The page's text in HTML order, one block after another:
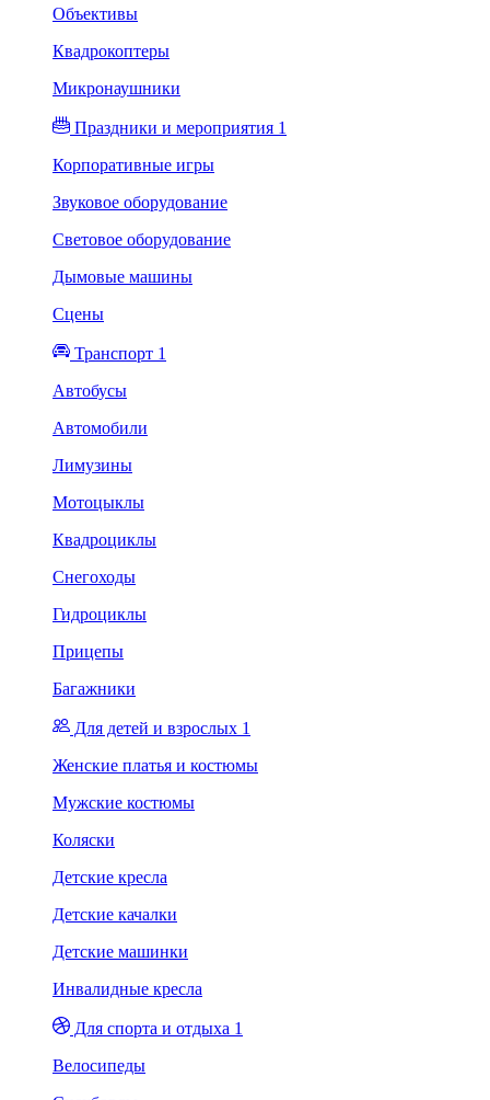
Объективы
Квадрокоптеры
Микронаушники
Праздники и мероприятия 1
Корпоративные игры
Звуковое оборудование
Световое оборудование
Дымовые машины
Сцены
Транспорт 1
Автобусы
Автомобили
Лимузины
Мотоцыклы
Квадроциклы
Снегоходы
Гидроциклы
Прицепы
Багажники
Для детей и взрослых 1
Женские платья и костюмы
Мужские костюмы
Коляски
Детские кресла
Детские качалки
Детские машинки
Инвалидные кресла
Для спорта и отдыха 1
Велосипеды